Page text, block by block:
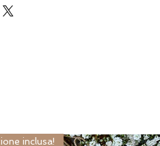
a info@matrimoniofacile.com.
inclusa!